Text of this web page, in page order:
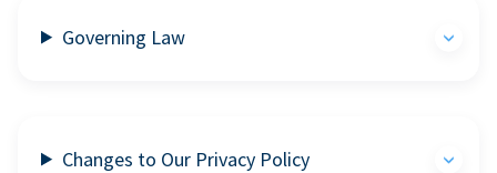
Governing Law
Changes to Our Privacy Policy